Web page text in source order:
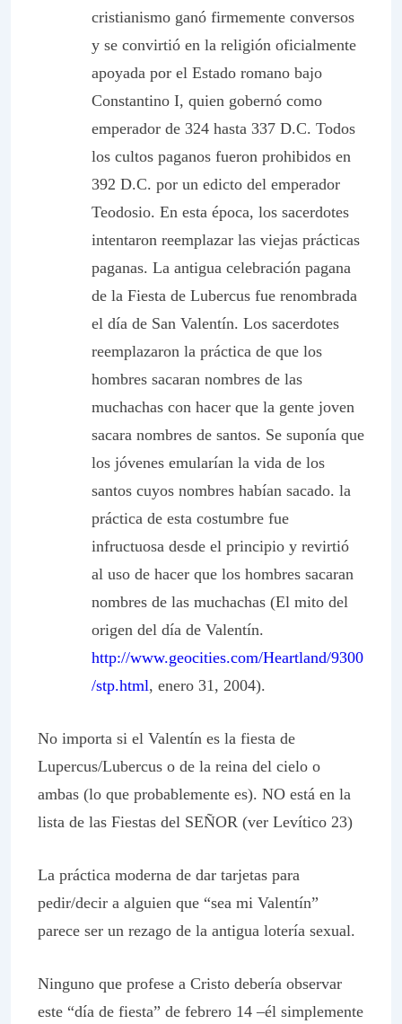
cristianismo ganó firmemente conversos
y se convirtió en la religión oficialmente
apoyada por el Estado romano bajo
Constantino I, quien gobernó como
emperador de 324 hasta 337 D.C. Todos
los cultos paganos fueron prohibidos en
392 D.C. por un edicto del emperador
Teodosio. En esta época, los sacerdotes
intentaron reemplazar las viejas prácticas
paganas. La antigua celebración pagana
de la Fiesta de Lubercus fue renombrada
el día de San Valentín. Los sacerdotes
reemplazaron la práctica de que los
hombres sacaran nombres de las
muchachas con hacer que la gente joven
sacara nombres de santos. Se suponía que
los jóvenes emularían la vida de los
santos cuyos nombres habían sacado. la
práctica de esta costumbre fue
infructuosa desde el principio y revirtió
al uso de hacer que los hombres sacaran
nombres de las muchachas (El mito del
origen del día de Valentín.
http://www.geocities.com/Heartland/9300
/stp.html, enero 31, 2004).
No importa si el Valentín es la fiesta de
Lupercus/Lubercus o de la reina del cielo o
ambas (lo que probablemente es). NO está en la
lista de las Fiestas del SEÑOR (ver Levítico 23)
La práctica moderna de dar tarjetas para
pedir/decir a alguien que “sea mi Valentín”
parece ser un rezago de la antigua lotería sexual.
Ninguno que profese a Cristo debería observar
este “día de fiesta” de febrero 14 –él simplemente